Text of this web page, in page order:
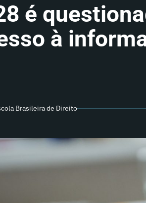
é
à
Brasileira de Direito